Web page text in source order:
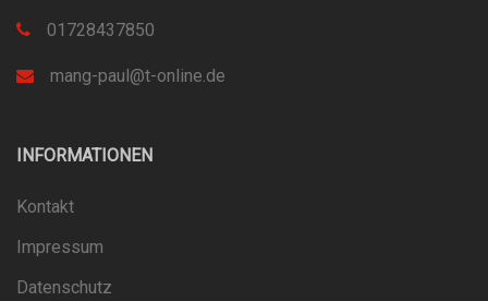
01728437850
mang-paul@t-online.de
INFORMATIONEN
Kontakt
Impressum
Datenschutz